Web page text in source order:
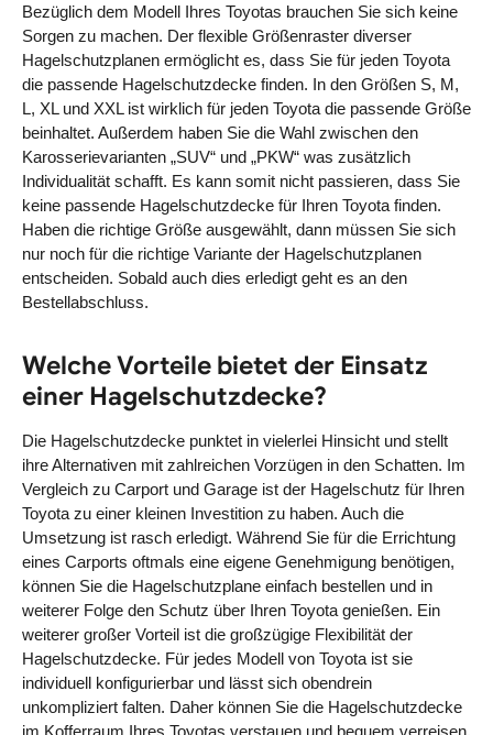
Bezüglich dem Modell Ihres Toyotas brauchen Sie sich keine
Sorgen zu machen. Der flexible Größenraster diverser
Hagelschutzplanen ermöglicht es, dass Sie für jeden Toyota
die passende Hagelschutzdecke finden. In den Größen S, M,
L, XL und XXL ist wirklich für jeden Toyota die passende Größe
beinhaltet. Außerdem haben Sie die Wahl zwischen den
Karosserievarianten „SUV“ und „PKW“ was zusätzlich
Individualität schafft. Es kann somit nicht passieren, dass Sie
keine passende Hagelschutzdecke für Ihren Toyota finden.
Haben die richtige Größe ausgewählt, dann müssen Sie sich
nur noch für die richtige Variante der Hagelschutzplanen
entscheiden. Sobald auch dies erledigt geht es an den
Bestellabschluss.
Welche Vorteile bietet der Einsatz
einer Hagelschutzdecke?
Die Hagelschutzdecke punktet in vielerlei Hinsicht und stellt
ihre Alternativen mit zahlreichen Vorzügen in den Schatten. Im
Vergleich zu Carport und Garage ist der Hagelschutz für Ihren
Toyota zu einer kleinen Investition zu haben. Auch die
Umsetzung ist rasch erledigt. Während Sie für die Errichtung
eines Carports oftmals eine eigene Genehmigung benötigen,
können Sie die Hagelschutzplane einfach bestellen und in
weiterer Folge den Schutz über Ihren Toyota genießen. Ein
weiterer großer Vorteil ist die großzügige Flexibilität der
Hagelschutzdecke. Für jedes Modell von Toyota ist sie
individuell konfigurierbar und lässt sich obendrein
unkompliziert falten. Daher können Sie die Hagelschutzdecke
im Kofferraum Ihres Toyotas verstauen und bequem verreisen.